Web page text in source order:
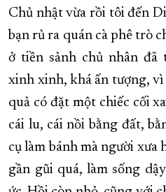
Chủ nhật vừa rồi tôi đến
bạn rủ ra quán cà phê trò
ở tiền sảnh chủ nhân đã
xinh xinh, khá ấn tượng,
quả có đặt một chiếc cối
cái lu, cái nồi bằng đất,
cụ làm bánh mà người xưa
gần gũi quá, làm sống